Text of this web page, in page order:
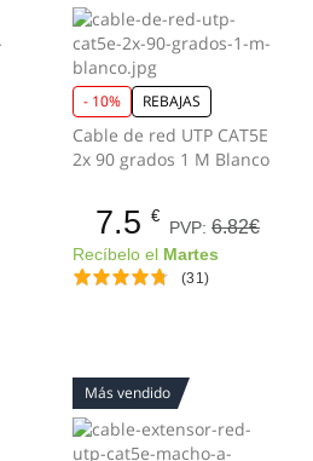
- 10% REBAJAS
Cable de red UTP CAT5E
2x 90 grados 1 M Blanco
7.5 €
PVP: 6.82€
Recíbelo el Martes
(31)
Más vendido